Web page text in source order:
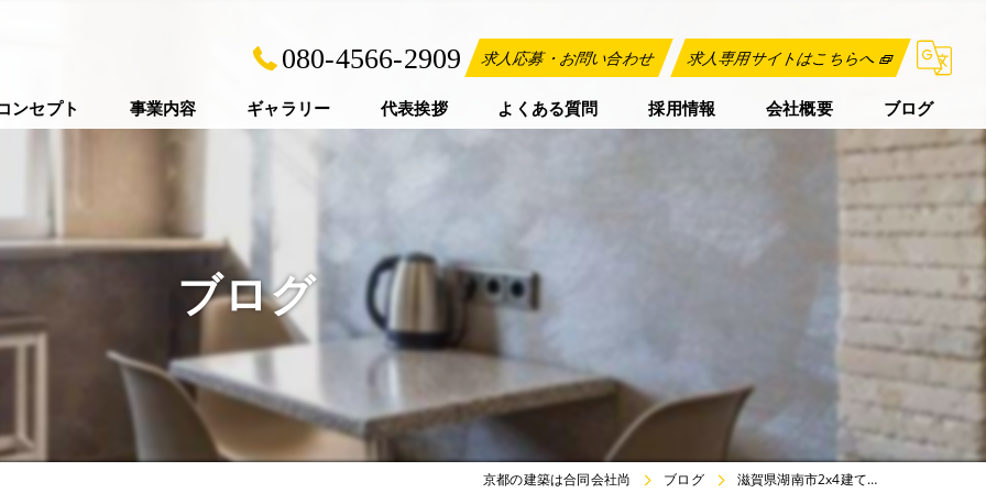
080-4566-2909 求人応募・お問い合わせ 求人専用サイトはこちらへ
ンセプト 事業内容 ギャラリー 代表挨拶 よくある質問 採用情報 会社概要 ブログ
ブログ
京都の建築は合同会社尚 ブログ 滋賀県湖南市2x4建て…